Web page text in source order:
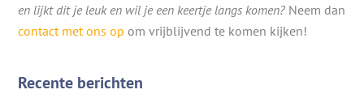
en lijkt dit je leuk en wil je een keertje langs komen? Neem dan
contact met ons op om vrijblijvend te komen kijken!
Recente berichten